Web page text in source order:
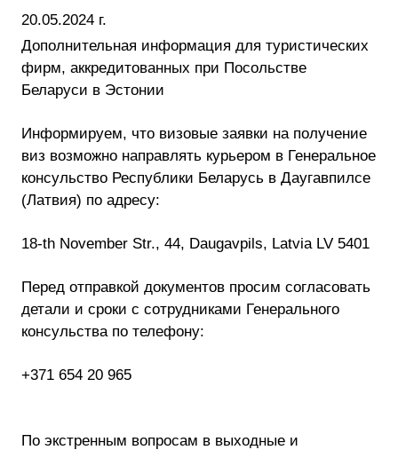
20.05.2024 г.
Дополнительная информация для туристических
фирм, аккредитованных при Посольстве
Беларуси в Эстонии
Информируем, что визовые заявки на получение
виз возможно направлять курьером в Генеральное
консульство Республики Беларусь в Даугавпилсе
(Латвия) по адресу:
18-th November Str., 44, Daugavpils, Latvia LV 5401
Перед отправкой документов просим согласовать
детали и сроки с сотрудниками Генерального
консульства по телефону:
+371 654 20 965
По экстренным вопросам в выходные и